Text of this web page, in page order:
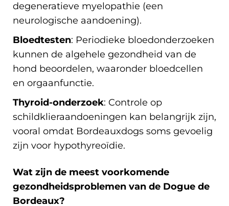
degeneratieve myelopathie (een
neurologische aandoening).
Bloedtesten: Periodieke bloedonderzoeken
kunnen de algehele gezondheid van de
hond beoordelen, waaronder bloedcellen
en orgaanfunctie.
Thyroid-onderzoek: Controle op
schildklieraandoeningen kan belangrijk zijn,
vooral omdat Bordeauxdogs soms gevoelig
zijn voor hypothyreoïdie.
Wat zijn de meest voorkomende
gezondheidsproblemen van de Dogue de
Bordeaux?